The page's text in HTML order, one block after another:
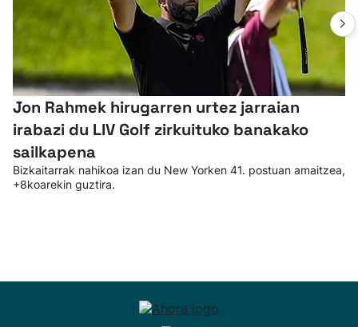
Jon Rahmek hirugarren urtez jarraian
irabazi du LIV Golf zirkuituko banakako
sailkapena
Bizkaitarrak nahikoa izan du New Yorken 41. postuan amaitzea,
+8koarekin guztira.